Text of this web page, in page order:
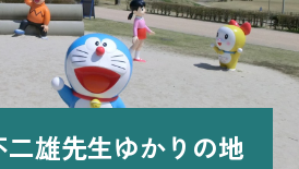
雄先生ゆかりの地